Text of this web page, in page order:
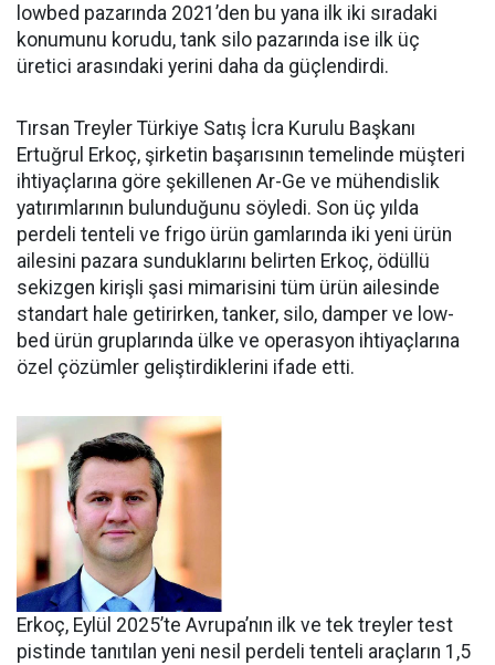
lowbed pazarında 2021’den bu yana ilk iki sıradaki
konumunu korudu, tank silo pazarında ise ilk üç
üretici arasındaki yerini daha da güçlen­dirdi.
Tırsan Treyler Türkiye Satış İcra Kurulu Başkanı
Ertuğrul Er­koç, şirketin başarısının teme­linde müşteri
ihtiyaçlarına göre şekillenen Ar-Ge ve mühendislik
yatırımlarının bulunduğunu söy­ledi. Son üç yılda
perdeli tenteli ve frigo ürün gamlarında iki yeni ürün
ailesini pazara sundukları­nı belirten Erkoç, ödüllü
sekizgen kirişli şasi mimarisini tüm ürün ailesinde
standart hale getirir­ken, tanker, silo, damper ve low­
bed ürün gruplarında ülke ve ope­rasyon ihtiyaçlarına
özel çözüm­ler geliştirdiklerini ifade etti.
Erkoç, Eylül 2025’te Avru­pa’nın ilk ve tek treyler test
pistin­de tanıtılan yeni nesil perdeli ten­teli araçların 1,5